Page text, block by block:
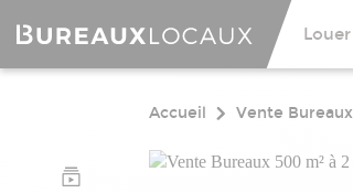
Louer
Accueil Vente Bureaux